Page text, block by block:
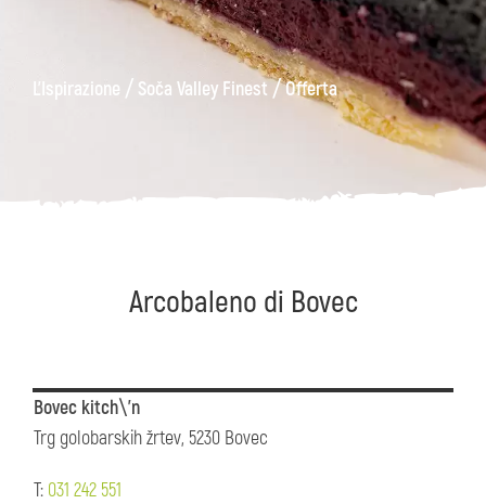
L'Ispirazione / Soča Valley Finest/Offerta
Sentieri
escursionistici
Museo
di
Kobarid
Arcobaleno di Bovec
Bovec kitch\'n
Trg golobarskih žrtev, 5230 Bovec
T: 031 242 551